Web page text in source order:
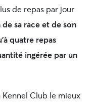
de repas par jour
sa race et de son
quatre repas
ingérée par un
Club le mieux